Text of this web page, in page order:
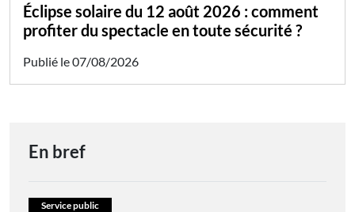
Éclipse solaire du 12 août 2026 : comment
profiter du spectacle en toute sécurité ?
Publié le 07/08/2026
En bref
Service public